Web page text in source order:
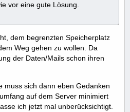
vor eine gute Lösung.
dem begrenzten Speicherplatz
Weg gehen zu wollen. Da
der Daten/Mails schon ihren
muss sich dann eben Gedanken
auf dem Server minimiert
ich jetzt mal unberücksichtigt.